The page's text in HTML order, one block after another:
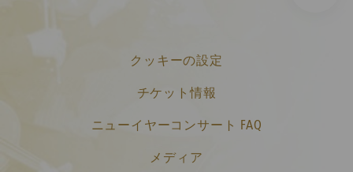
クッキーの設定
チケット情報
ニューイヤーコンサート FAQ
メディア